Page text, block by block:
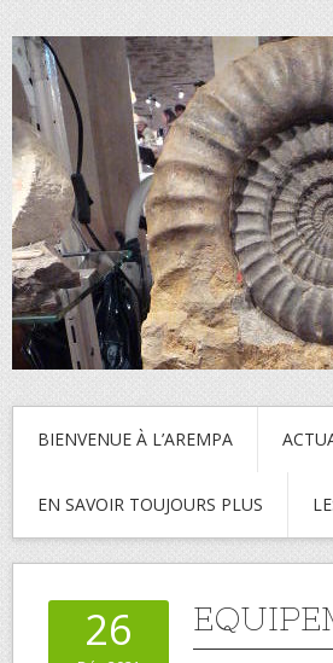
BIENVENUE À L’AREMPA
EN SAVOIR TOUJOURS PLUS
26